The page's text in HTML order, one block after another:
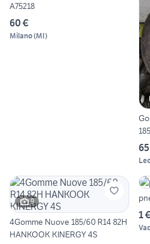
A75218
60 €
Milano(MI)
9
4Gomme Nuove 185/60 R14 82H
HANKOOK KINERGY 4S
1